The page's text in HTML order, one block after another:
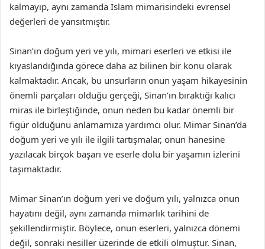
kalmayıp, aynı zamanda İslam mimarisindeki evrensel
değerleri de yansıtmıştır.
Sinan’ın doğum yeri ve yılı, mimari eserleri ve etkisi ile
kıyaslandığında görece daha az bilinen bir konu olarak
kalmaktadır. Ancak, bu unsurların onun yaşam hikayesinin
önemli parçaları olduğu gerçeği, Sinan’ın bıraktığı kalıcı
miras ile birleştiğinde, onun neden bu kadar önemli bir
figür olduğunu anlamamıza yardımcı olur. Mimar Sinan’da
doğum yeri ve yılı ile ilgili tartışmalar, onun hanesine
yazılacak birçok başarı ve eserle dolu bir yaşamın izlerini
taşımaktadır.
Mimar Sinan’ın doğum yeri ve doğum yılı, yalnızca onun
hayatını değil, aynı zamanda mimarlık tarihini de
şekillendirmiştir. Böylece, onun eserleri, yalnızca dönemi
değil, sonraki nesiller üzerinde de etkili olmuştur. Sinan,